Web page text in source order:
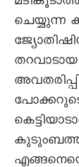
ചെയ്യുന്ന